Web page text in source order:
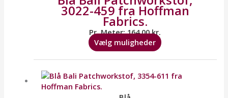
3022-459 fra Hoffman
Fabrics.
Pr. Meter:164,00kr.
Vælg muligheder
Mulighederne
på
vare